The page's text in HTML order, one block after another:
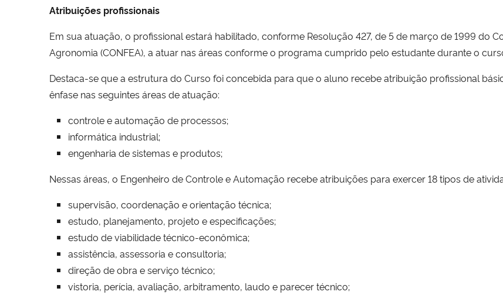
Atribuições profissionais
Em sua atuação, o profissional estará habilitado, conforme Resolução 427, de 5 de março de 1999 do
Agronomia (CONFEA), a atuar nas áreas conforme o programa cumprido pelo estudante durante o
Destaca-se que a estrutura do Curso foi concebida para que o aluno recebe atribuição profissional
ênfase nas seguintes áreas de atuação:
controle e automação de processos;
informática industrial;
engenharia de sistemas e produtos;
Nessas áreas, o Engenheiro de Controle e Automação recebe atribuições para exercer 18 tipos de
supervisão, coordenação e orientação técnica;
estudo, planejamento, projeto e especificações;
estudo de viabilidade técnico-econômica;
assistência, assessoria e consultoria;
direção de obra e serviço técnico;
vistoria, perícia, avaliação, arbitramento, laudo e parecer técnico;